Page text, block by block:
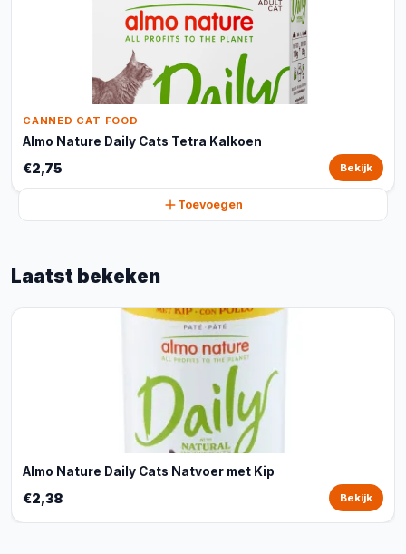
CANNED CAT FOOD
Almo Nature Daily Cats Tetra Kalkoen
€2,75 Bekijk
Toevoegen
Laatst bekeken
Almo Nature Daily Cats Natvoer met Kip
€2,38 Bekijk